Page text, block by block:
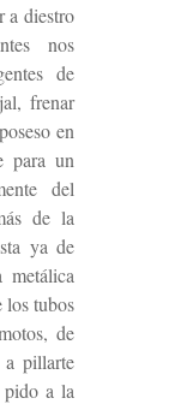
a diestro
nos
de
frenar
en
para un
del
de la
ya de
metálica
los tubos
de
a pillarte
pido a la